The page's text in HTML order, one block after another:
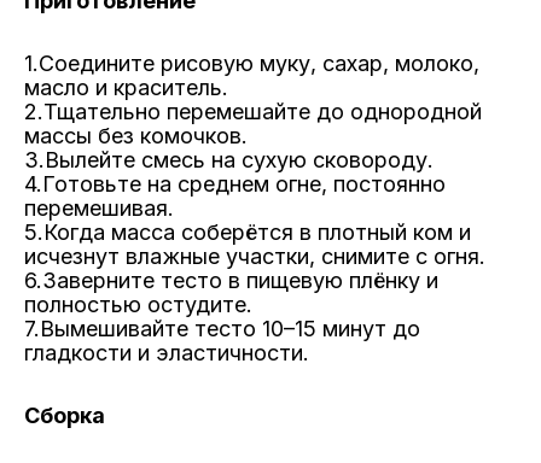
1.Соедините рисовую муку, сахар, молоко,
масло и краситель.
2.Тщательно перемешайте до однородной
массы без комочков.
3.Вылейте смесь на сухую сковороду.
4.Готовьте на среднем огне, постоянно
перемешивая.
5.Когда масса соберётся в плотный ком и
исчезнут влажные участки, снимите с огня.
6.Заверните тесто в пищевую плёнку и
полностью остудите.
7.Вымешивайте тесто 10–15 минут до
гладкости и эластичности.
Сборка